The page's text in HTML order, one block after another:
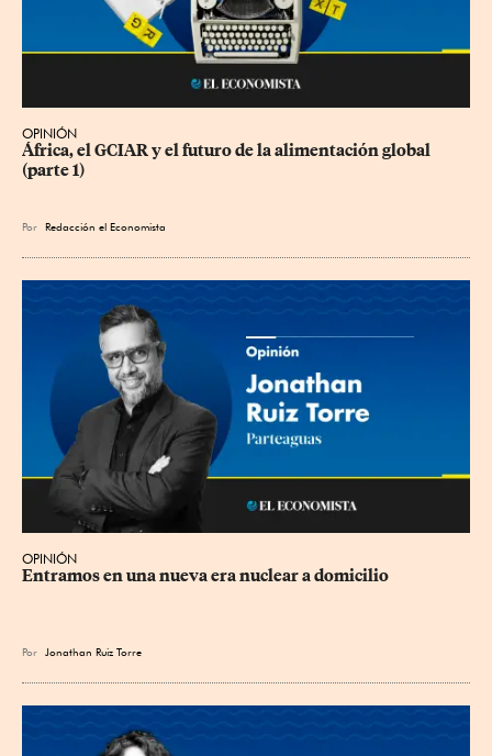
OPINIÓN
África, el GCIAR y el futuro de la alimentación global
(parte 1)
Por Redacción el Economista
OPINIÓN
Entramos en una nueva era nuclear a domicilio
Por Jonathan Ruiz Torre